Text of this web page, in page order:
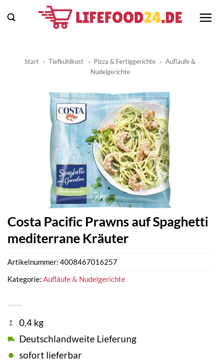
Inhalt
Start » Tiefkühlkost » Pizza & Fertiggerichte » Aufläufe &
Nudelgerichte
Costa Pacific Prawns auf Spaghetti
mediterrane Kräuter
0.4 kg
Deutschlandweite Lieferung
sofort lieferbar
Artikelnummer: 4008467016257
Kategorie: Aufläufe & Nudelgerichte